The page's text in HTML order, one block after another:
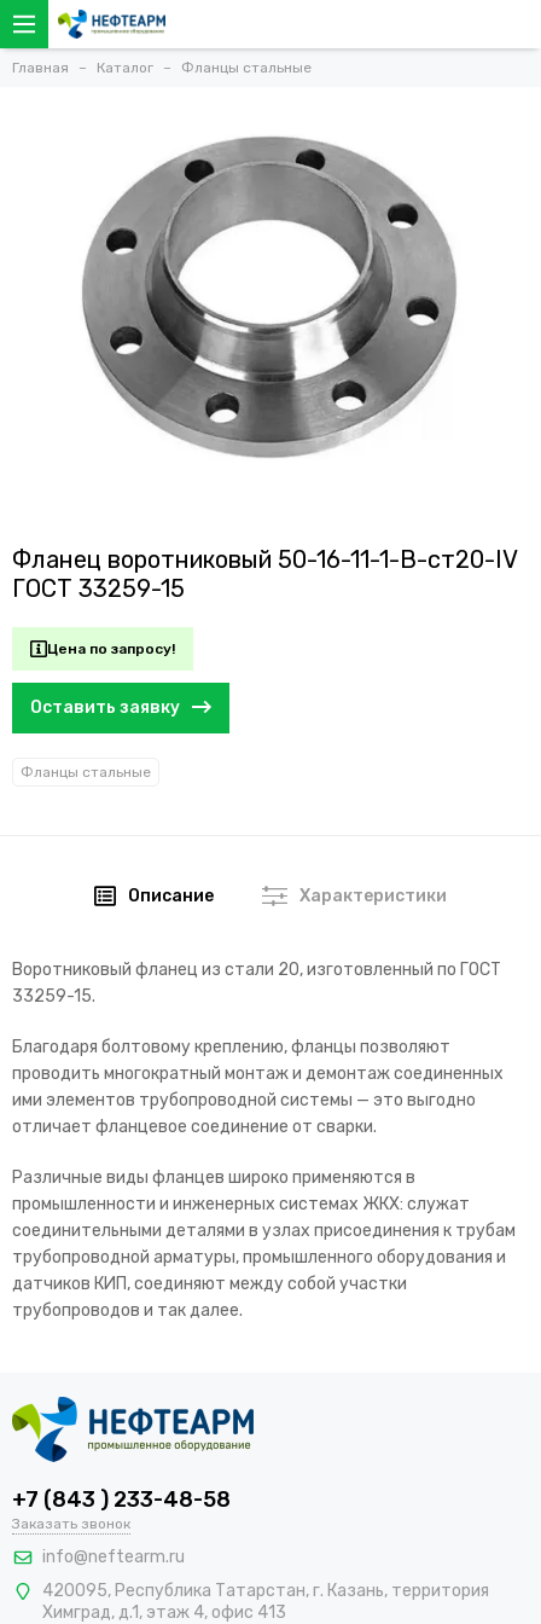
Главная Каталог Фланцы стальные
Фланец воротниковый 50-16-11-1-B-ст20-IV
ГОСТ 33259-15
Цена по запросу!
Оставить заявку
Фланцы стальные
Описание Характеристики
Воротниковый фланец из стали 20, изготовленный по ГОСТ
33259-15.
Благодаря болтовому креплению, фланцы позволяют
проводить многократный монтаж и демонтаж соединенных
ими элементов трубопроводной системы — это выгодно
отличает фланцевое соединение от сварки.
Различные виды фланцев широко применяются в
промышленности и инженерных системах ЖКХ: служат
соединительными деталями в узлах присоединения к трубам
трубопроводной арматуры, промышленного оборудования и
датчиков КИП, соединяют между собой участки
трубопроводов и так далее.
+7 (843 ) 233-48-58
Заказать звонок
info@neftearm.ru
420095, Республика Татарстан, г. Казань, территория
Химград, д.1, этаж 4, офис 413